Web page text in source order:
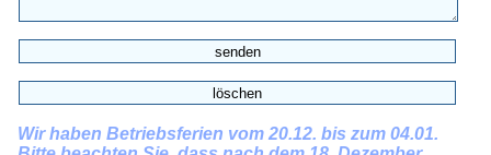
Wir haben Betriebsferien vom 20.12. bis zum 04.01.